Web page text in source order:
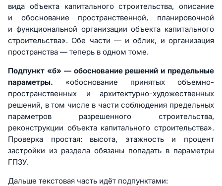
вида объекта капитального строительства, описание
и обоснование пространственной, планировочной
и функциональной организации объекта капитального
строительства». Обе части — и облик, и организация
пространства — теперь в одном томе.
Подпункт «б» — обоснование решений и предельные
параметры. «обоснование принятых объемно-
пространственных и архитектурно-художественных
решений, в том числе в части соблюдения предельных
параметров разрешенного строительства,
реконструкции объекта капитального строительства».
Проверка простая: высота, этажность и процент
застройки из раздела обязаны попадать в параметры
ГПЗУ.
Дальше текстовая часть идёт подпунктами: